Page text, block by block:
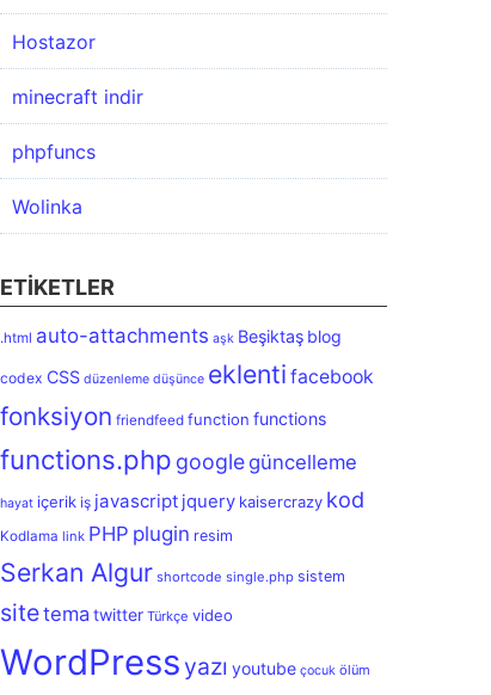
Hostazor
minecraft indir
phpfuncs
Wolinka
ETIKETLER
.html auto-attachments aşk Beşiktaş blog
codex CSS düzenleme düşünce eklenti facebook
fonksiyon friendfeed function functions
functions.php googlegüncelleme
hayat içerik iş javascript jquery kaisercrazy kod
Kodlama link PHP plugin resim
Serkan Algur shortcode single.php sistem
sitetema twitter Türkçe video
WordPressyazı youtube çocuk ölüm